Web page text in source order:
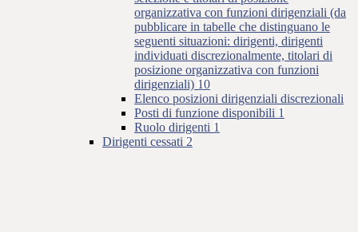
organizzativa con funzioni dirigenziali (da
pubblicare in tabelle che distinguano le
seguenti situazioni: dirigenti, dirigenti
individuati discrezionalmente, titolari di
posizione organizzativa con funzioni
dirigenziali) 10
Elenco posizioni dirigenziali discrezionali
Posti di funzione disponibili 1
Ruolo dirigenti 1
Dirigenti cessati 2